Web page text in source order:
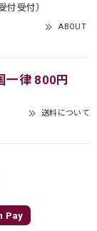
付受付）
ABOUT
一律 800円
送料について
Pay